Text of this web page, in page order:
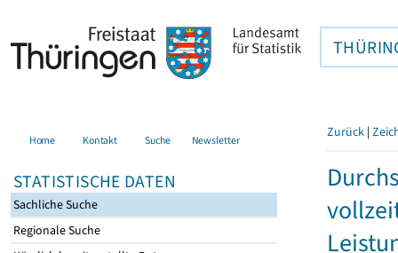
Home Kontakt Suche Newsletter
STATISTISCHE DATEN
Sachliche Suche
Regionale Suche
Zurück |